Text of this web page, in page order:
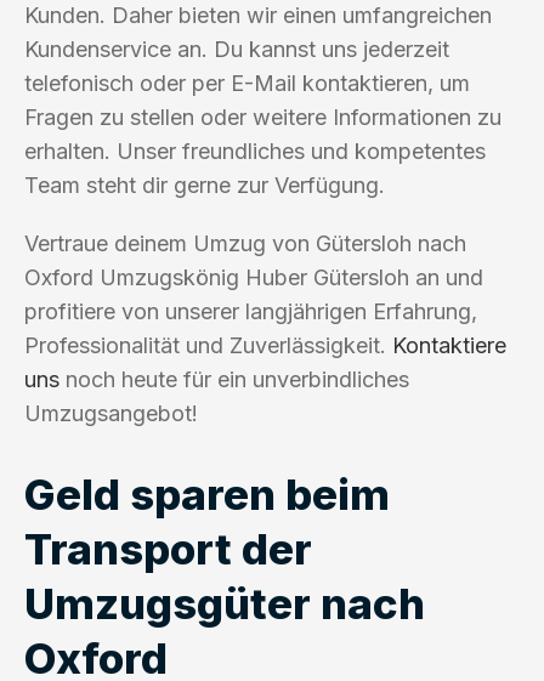
Kunden. Daher bieten wir einen umfangreichen
Kundenservice an. Du kannst uns jederzeit
telefonisch oder per E-Mail kontaktieren, um
Fragen zu stellen oder weitere Informationen zu
erhalten. Unser freundliches und kompetentes
Team steht dir gerne zur Verfügung.
Vertraue deinem Umzug von Gütersloh nach
Oxford Umzugskönig Huber Gütersloh an und
profitiere von unserer langjährigen Erfahrung,
Professionalität und Zuverlässigkeit. Kontaktiere
uns noch heute für ein unverbindliches
Umzugsangebot!
Geld sparen beim
Transport der
Umzugsgüter nach
Oxford